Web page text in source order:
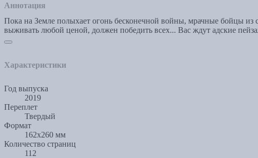
Аннотация
Пока на Земле полыхает огонь бесконечной войны, мрачные бойцы
выживать любой ценой, должен победить всех... Вас ждут адские
Характеристики
Год выпуска
2019
Переплет
Твердый
Формат
162x260 мм
Количество страниц
112